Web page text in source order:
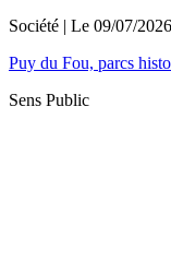
Société | Le 09/07/2026
Puy du Fou, parcs
Sens Public